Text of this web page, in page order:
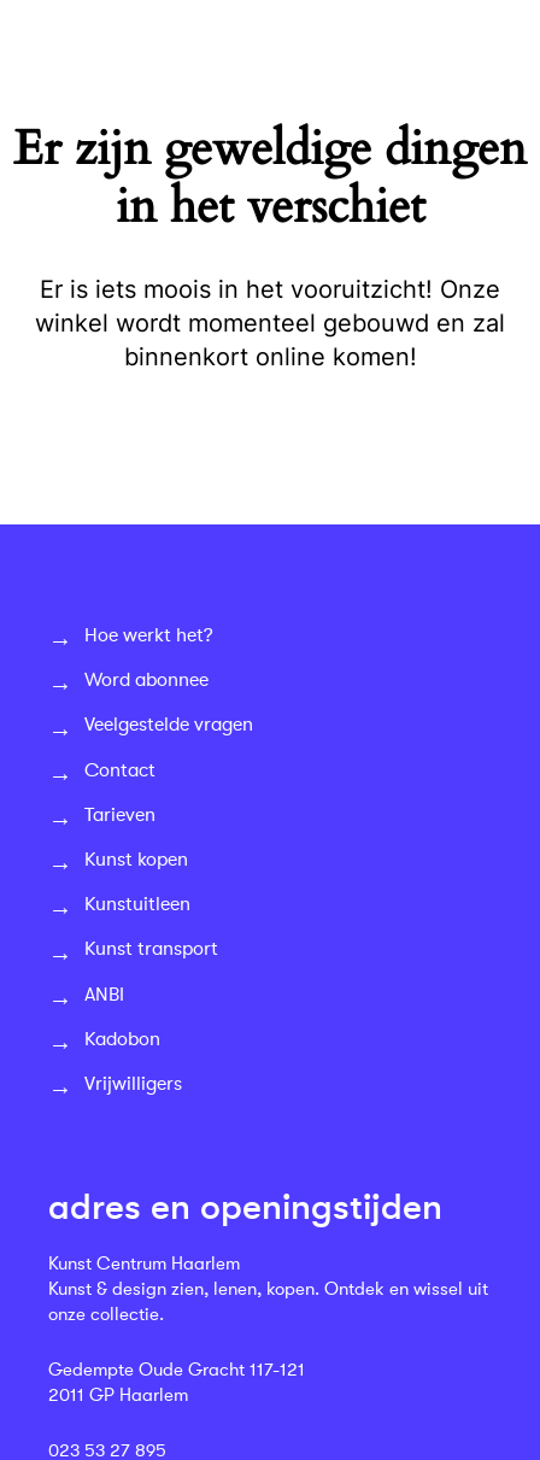
Er zijn geweldige dingen
in het verschiet
Er is iets moois in het vooruitzicht! Onze
winkel wordt momenteel gebouwd en zal
binnenkort online komen!
Hoe werkt het?
Word abonnee
Veelgestelde vragen
Contact
Tarieven
Kunst kopen
Kunstuitleen
Kunst transport
ANBI
Kadobon
Vrijwilligers
adres en openingstijden
Kunst Centrum Haarlem
Kunst & design zien, lenen, kopen. Ontdek en wissel uit
onze collectie.
Gedempte Oude Gracht 117-121
2011 GP Haarlem
023 53 27 895